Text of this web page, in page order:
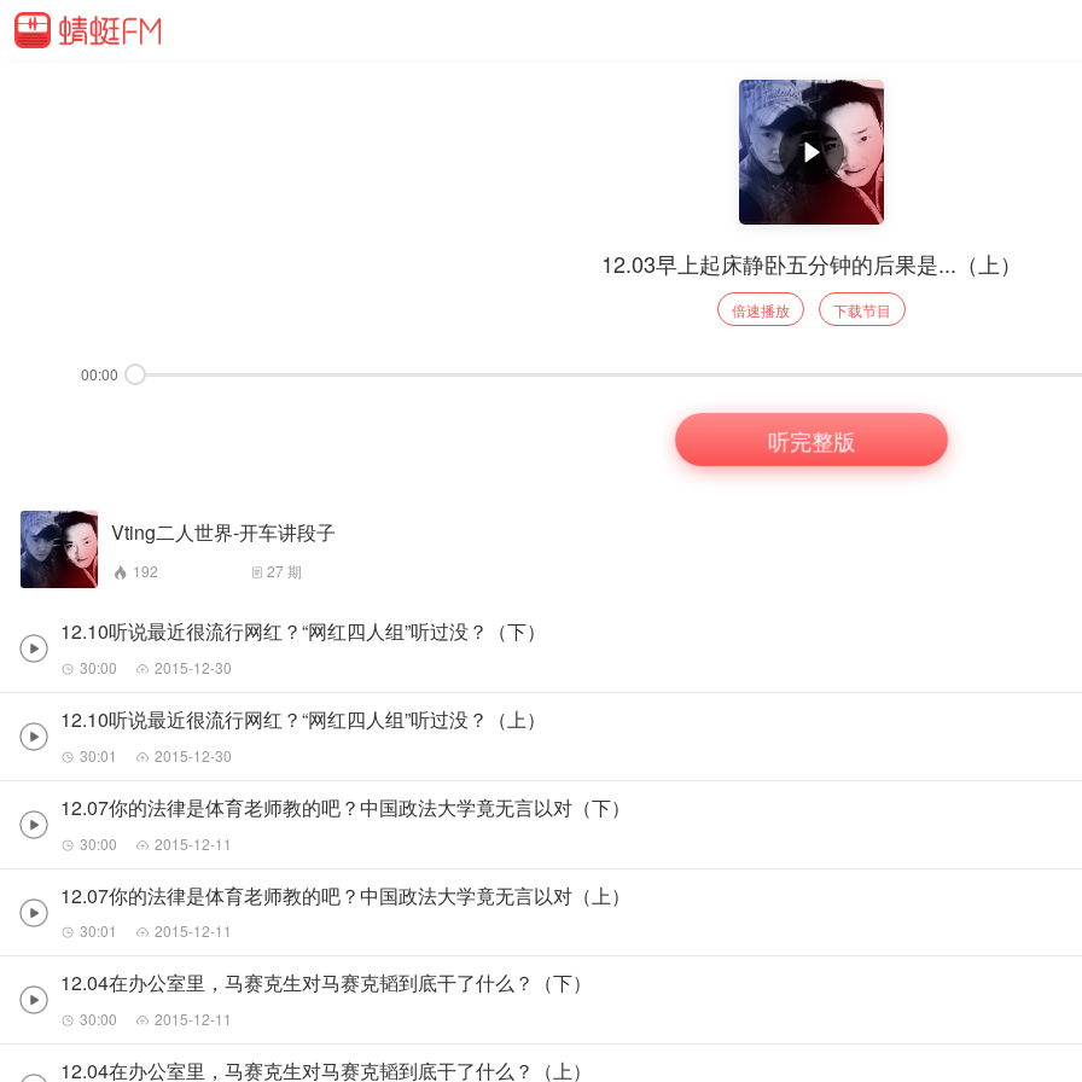
12.03早上起床静卧五分钟的后果是...（上）
倍速播放 下载节目
00:00
听完整版
Vting二人世界-开车讲段子
192 27期
12.10听说最近很流行网红？“网红四人组”听过没？（下）
30:00 2015-12-30
12.10听说最近很流行网红？“网红四人组”听过没？（上）
30:01 2015-12-30
12.07你的法律是体育老师教的吧？中国政法大学竟无言以对（下）
30:00 2015-12-11
12.07你的法律是体育老师教的吧？中国政法大学竟无言以对（上）
30:01 2015-12-11
12.04在办公室里，马赛克生对马赛克韬到底干了什么？（下）
30:00 2015-12-11
12.04在办公室里，马赛克生对马赛克韬到底干了什么？（上）